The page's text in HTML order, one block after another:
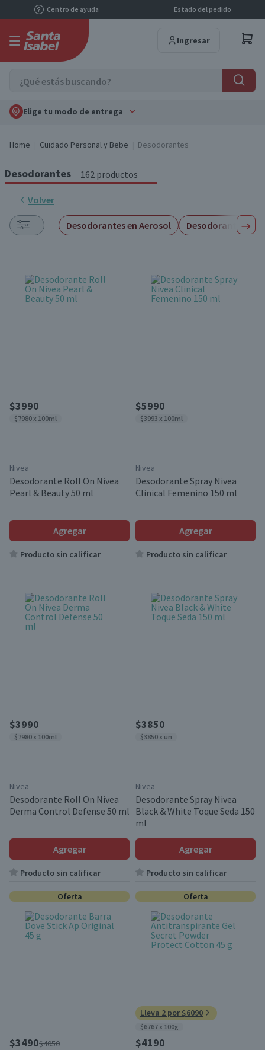
Centro de ayuda Estado del pedido
Ingresar
Elige tu modo de entrega
Home Cuidado Personal y Bebe Desodorantes
Desodorantes 162 productos
Volver
Desodorantes en Aerosol Desodorantes en
$3990
$7980 x 100ml
Nivea
Desodorante Roll On Nivea
Pearl & Beauty 50 ml
Agregar
Producto sin calificar
$5990
$3993 x 100ml
Nivea
Desodorante Spray Nivea
Clinical Femenino 150 ml
Agregar
Producto sin calificar
$3990
$7980 x 100ml
Nivea
Desodorante Roll On Nivea
Derma Control Defense 50 ml
Agregar
Producto sin calificar
$3850
$3850 x un
Nivea
Desodorante Spray Nivea
Black & White Toque Seda 150
ml
Agregar
Producto sin calificar
Oferta
$3490$4050
Oferta
Lleva 2 por $6090
$6767 x 100g
$4190